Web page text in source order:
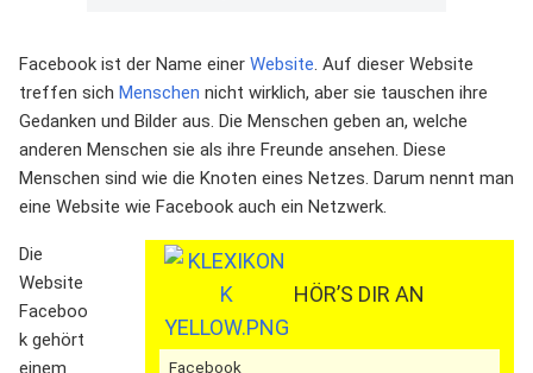
Facebook ist der Name einer Website. Auf dieser Website
treffen sich Menschen nicht wirklich, aber sie tauschen ihre
Gedanken und Bilder aus. Die Menschen geben an, welche
anderen Menschen sie als ihre Freunde ansehen. Diese
Menschen sind wie die Knoten eines Netzes. Darum nennt man
eine Website wie Facebook auch ein Netzwerk.
HÖR’S DIR AN
Facebook
Die
Website
Faceboo
k gehört
einem